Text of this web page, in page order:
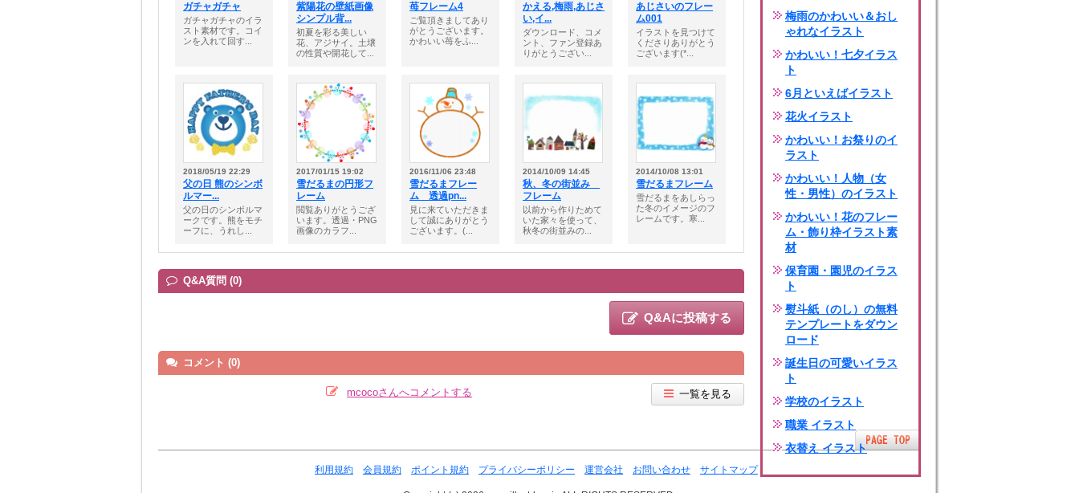
ガチャガチャ
ガチャガチャのイラ
スト素材です。コイ
ンを入れて回す...
紫陽花の壁紙画像
シンプル背...
初夏を彩る美しい
花、アジサイ。土壌
の性質や開花して...
苺フレーム4
ご覧頂きましてあり
がとうございます。
かわいい苺をふ...
かえる,梅雨,あじさ
い,イ...
ダウンロード、コメ
ント、ファン登録あ
りがとうござい...
あじさいのフレー
ム001
イラストを見つけて
くださりありがとう
ございます(*...
2018/05/19 22:29
父の日 熊のシンボ
ルマー...
父の日のシンボルマ
ークです。熊をモチ
ーフに、うれし...
2017/01/15 19:02
雪だるまの円形フ
レーム
閲覧ありがとうござ
います。透過・PNG
画像のカラフ...
2016/11/06 23:48
雪だるまフレー
ム 透過pn...
見に来ていただきま
して誠にありがとう
ございます。(...
2014/10/09 14:45
秋、冬の街並み
フレーム
以前から作りためて
いた家々を使って、
秋冬の街並みの...
2014/10/08 13:01
雪だるまフレーム
雪だるまをあしらっ
た冬のイメージのフ
レームです。寒...
Q&A質問 (0)
Q&Aに投稿する
コメント (0)
mcocoさんへコメントする 一覧を見る
梅雨のかわいい＆おし
ゃれなイラスト
かわいい！七夕イラス
ト
6月といえばイラスト
花火イラスト
かわいい！お祭りのイ
ラスト
かわいい！人物（女
性・男性）のイラスト
かわいい！花のフレー
ム・飾り枠イラスト素
材
保育園・園児のイラス
ト
熨斗紙（のし）の無料
テンプレートをダウン
ロード
誕生日の可愛いイラス
ト
学校のイラスト
職業 イラスト
衣替え イラスト
利用規約 会員規約 ポイント規約 プライバシーポリシー 運営会社 お問い合わせ サイトマップ